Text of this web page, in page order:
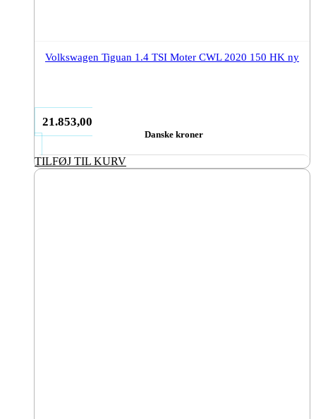
Volkswagen Tiguan 1.4 TSI Moter CWL 2020 150 HK ny
21.853,00
Danske kroner
TILFØJ TIL KURV